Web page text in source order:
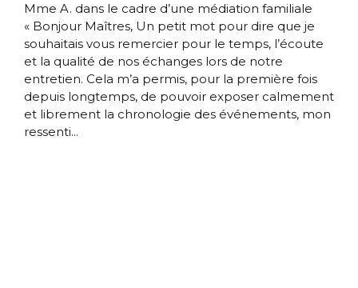
Mme A. dans le cadre d’une médiation familiale
« Bonjour Maîtres, Un petit mot pour dire que je
souhaitais vous remercier pour le temps, l’écoute
et la qualité de nos échanges lors de notre
entretien. Cela m’a permis, pour la première fois
depuis longtemps, de pouvoir exposer calmement
et librement la chronologie des événements, mon
ressenti...